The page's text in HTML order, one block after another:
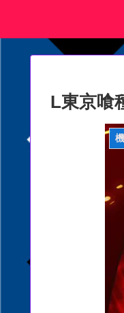
L東京喰